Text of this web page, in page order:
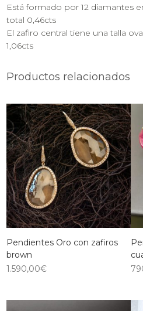
Está formado por 12 diamantes
total 0,46cts
El zafiro central tiene una talla
1,06cts
Productos relacionados
Pendientes Oro con zafiros
brown
1.590,00€